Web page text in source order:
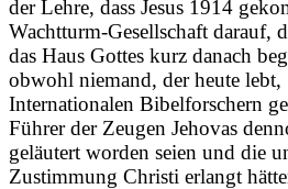
der Lehre, dass Jesus 1914
Wachtturm-Gesellschaft darauf,
das Haus Gottes kurz danach
obwohl niemand, der heute lebt,
Internationalen Bibelforschern
Führer der Zeugen Jehovas
geläutert worden seien und die
Zustimmung Christi erlangt